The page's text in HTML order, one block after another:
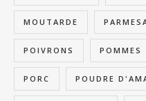
MOUTARDE
POIVRONS POMMES
PORC POUDRE